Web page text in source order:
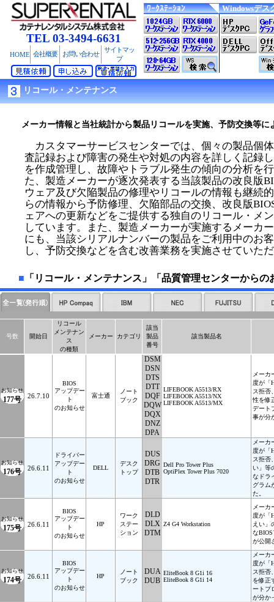
TEL 03-3494-6631
HOME 会社概要 お問い合わせ
サイトマッ
プ
ﾜｰｸｽﾃｰｼｮﾝ Windowsデス
リコール・メンテナンス
メーカー情報と当社統計から製品リコールを実施、予防交換等に
カスタマーサービスセンターでは、個々の製品個
査記録および障害の発生や対処の内容を詳しく記録
を作成管理し、故障やトラブル発生の傾向の分析を
た、製造メーカーが逐次発表する当該製品の改良版
ウェア及び欠陥製品の修理やリコールの情報も継続
らの情報から予防修理、欠陥部品の交換、改良版
ェアへの更新などをご提供する独自のリコール・メ
しています。また、製造メーカーが実施するメーカ
にも、当該シリアルナンバーの製品をご利用中のお
し、予防交換などを含む改善業務を実施させていた
■ 「リコール・メンテナンス」「品質管理センターから
号数 開始日
リコール
メンテナン
ス
の種類
メーカー カテゴリ
該当
製品
番号
該当製品名
お知らせ
177号 26.7.10
BIOS
アップデー
ト
のお知らせ
富士通
ノート
ブック
DSM
DSN
DTS
DTT
DQF
DQW
DQX
DNZ
DPA
LIFEBOOK A5513/RX
LIFEBOOK A5513/NX
LIFEBOOK A5513/MX
メーカ
度が「
ス拒否
性を修
デート
事が分
お知らせ
176号 26.6.11
ドライバー
アップデー
ト
のお知らせ
DELL
デスク
トップ
DUS
DRG
DTB
DTR
Dell Pro Tower Plus
OptiPlex Tower Plus 7020
メーカ
度が「
ス拒否
い」等
なドラ
グラム
た。
お知らせ
175号 26.6.11
BIOS
アップデー
ト
のお知らせ
HP
ワーク
ステー
ション
DLD
DLX
DTM
Z4 G4 Workstation
メーカ
度が「
えい」
な
が公開
お知らせ
174号 26.6.11
BIOS
アップデー
ト
のお知らせ
HP
ノート
ブック
DUA
DUB
EliteBook 8 G1i 16
EliteBook 8 G1i 14
メーカ
度が「
ス拒否
を修正
ートプ
が分か